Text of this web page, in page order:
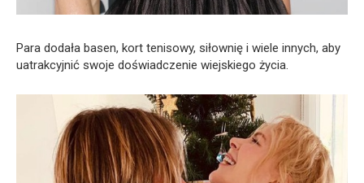
Para dodała basen, kort tenisowy, siłownię i wiele innych, aby
uatrakcyjnić swoje doświadczenie wiejskiego życia.